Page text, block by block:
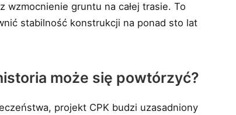
gruntu na całej trasie. To
stabilność konstrukcji na ponad sto lat
może się powtórzyć?
projekt CPK budzi uzasadniony